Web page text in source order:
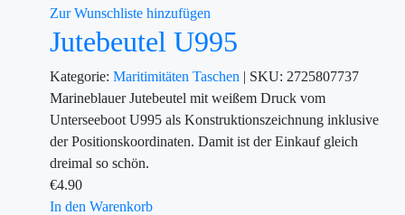
Zur Wunschliste hinzufügen
Jutebeutel U995
Kategorie: Maritimitäten Taschen | SKU: 2725807737
Marineblauer Jutebeutel mit weißem Druck vom
Unterseeboot U995 als Konstruktionszeichnung inklusive
der Positionskoordinaten. Damit ist der Einkauf gleich
dreimal so schön.
€4.90
In den Warenkorb